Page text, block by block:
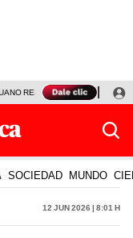
RESULTADOS HOY
SOCIEDAD MUNDO
12 Jun 2026 | 8:01 h